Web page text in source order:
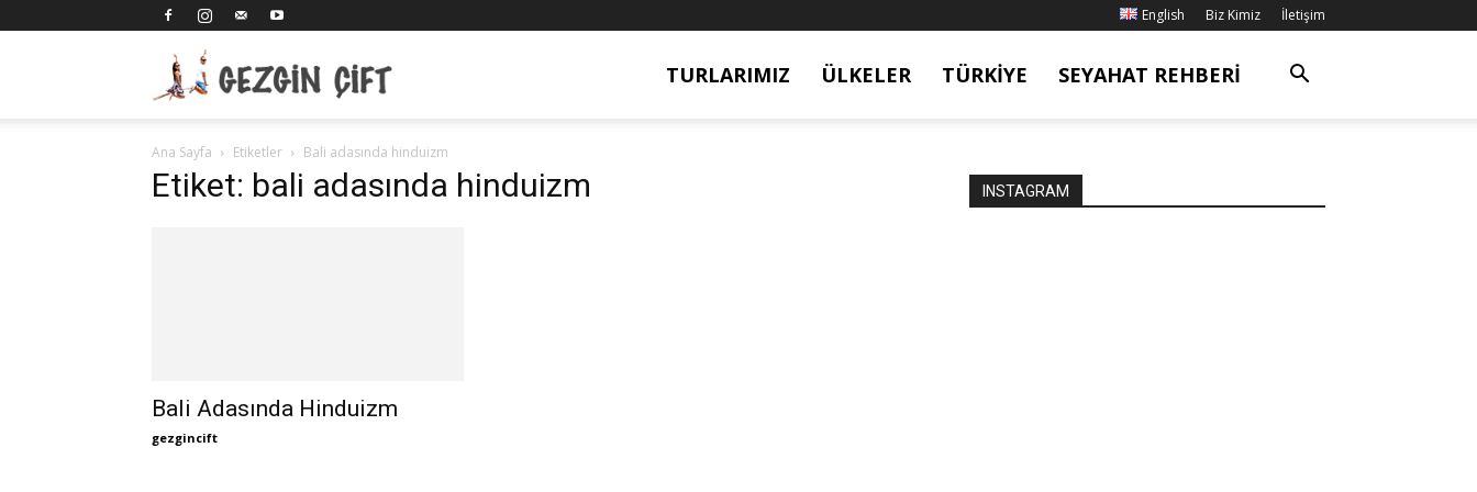
English Biz Kimiz İletişim
Çift
TURLARIMIZ ÜLKELER TÜRKIYE SEYAHAT REHBERI
Ana Sayfa Etiketler Bali adasında hinduizm
Etiket: bali adasında hinduizm
Bali Adasında Hinduizm
gezgincift
INSTAGRAM